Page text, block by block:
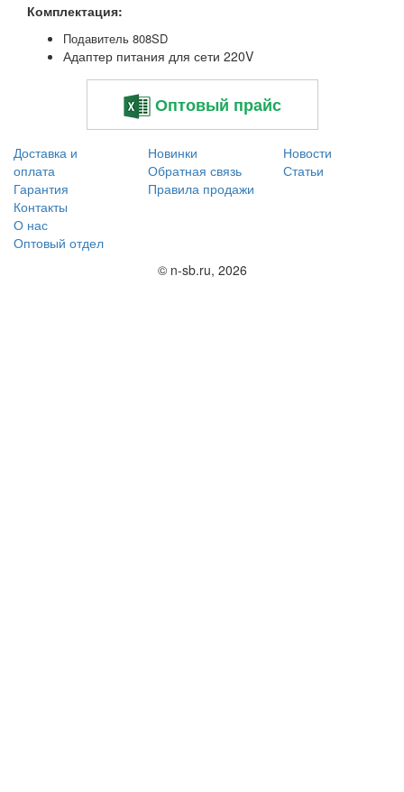
Комплектация:
Подавитель 808SD
Адаптер питания для сети 220V
Оптовый прайс
Доставка и
оплата
Гарантия
Контакты
О нас
Оптовый отдел
Новинки
Обратная связь
Правила продажи
Новости
Статьи
© n-sb.ru, 2026